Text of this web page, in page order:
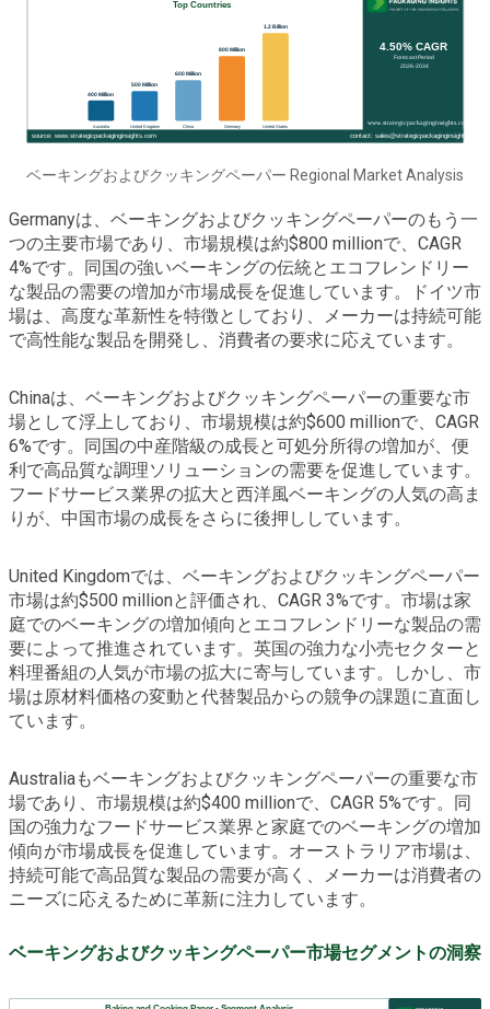
ベーキングおよびクッキングペーパー Regional Market Analysis
Germanyは、ベーキングおよびクッキングペーパーのもう一
つの主要市場であり、市場規模は約$800 millionで、CAGR
4%です。同国の強いベーキングの伝統とエコフレンドリー
な製品の需要の増加が市場成長を促進しています。ドイツ市
場は、高度な革新性を特徴としており、メーカーは持続可能
で高性能な製品を開発し、消費者の要求に応えています。
Chinaは、ベーキングおよびクッキングペーパーの重要な市
場として浮上しており、市場規模は約$600 millionで、CAGR
6%です。同国の中産階級の成長と可処分所得の増加が、便
利で高品質な調理ソリューションの需要を促進しています。
フードサービス業界の拡大と西洋風ベーキングの人気の高ま
りが、中国市場の成長をさらに後押ししています。
United Kingdomでは、ベーキングおよびクッキングペーパー
市場は約$500 millionと評価され、CAGR 3%です。市場は家
庭でのベーキングの増加傾向とエコフレンドリーな製品の需
要によって推進されています。英国の強力な小売セクターと
料理番組の人気が市場の拡大に寄与しています。しかし、市
場は原材料価格の変動と代替製品からの競争の課題に直面し
ています。
Australiaもベーキングおよびクッキングペーパーの重要な市
場であり、市場規模は約$400 millionで、CAGR 5%です。同
国の強力なフードサービス業界と家庭でのベーキングの増加
傾向が市場成長を促進しています。オーストラリア市場は、
持続可能で高品質な製品の需要が高く、メーカーは消費者の
ニーズに応えるために革新に注力しています。
ベーキングおよびクッキングペーパー市場セグメントの洞察